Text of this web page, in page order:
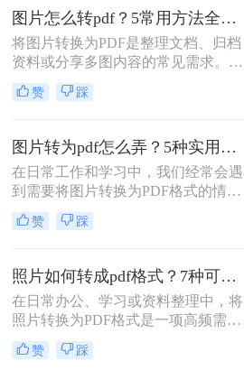
图片怎么转pdf？5常用方法全攻略！
将图片转换为PDF是整理文档、归档
资料或分享多图内容的常见需求。那
么图片怎么转pdf呢？本文系统梳理5
类主流方法，助你快速实现图片转
赞 踩
图片转为pdf怎么弄？5种实用转换方法详解！
在日常工作和学习中，我们经常会遇
到需要将图片转换为PDF格式的情
况。无论是整理证件照片、制作电子
相册，还是将扫描的文档统一格式，
掌握的基本技能。PDF格式具有跨平
台兼容性好、文件体积相对较小、易
于分享等优点，因此成为文档处理的
首选格式。本文将详细介绍5种实用
的图片转PDF方法，帮助您快速解决
转换需求。
赞 踩
照片如何转成pdf格式？7种可靠方法详解！
在日常办公、学习或资料整理中，将
照片转换为PDF格式是一项高频需
求。无论是扫描的合同、手写笔记，
还是拍摄的证件、课件，统一的PDF
赞 踩